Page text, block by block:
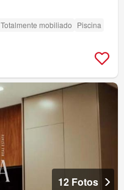
Totalmente mobiliado Piscina
12 Fotos